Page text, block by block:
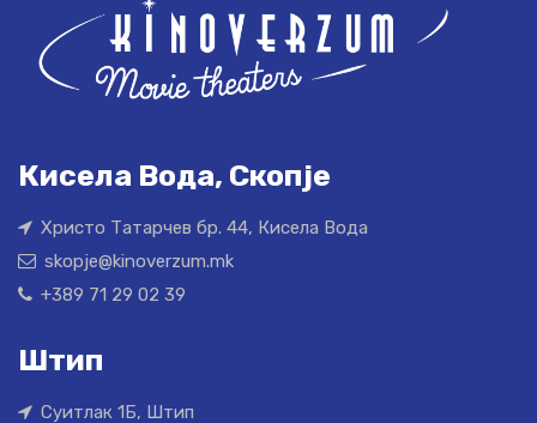
Кисела Вода, Скопје
Христо Татарчев бр. 44, Кисела Вода
skopje@kinoverzum.mk
+389 71 29 02 39
Штип
Суитлак 1Б, Штип